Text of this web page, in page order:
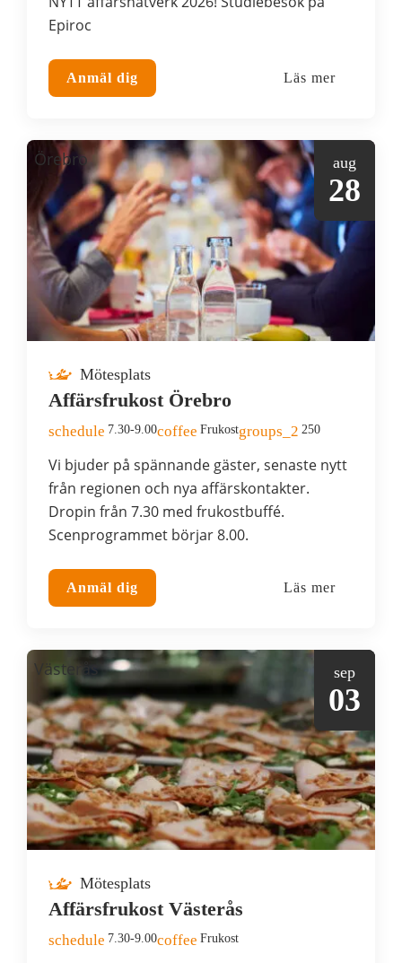
Epiroc
Anmäl dig Läs mer
Örebro aug
28
Mötesplats
Affärsfrukost Örebro
schedule 7.30-9.00coffee Frukostgroups_2 250
Vi bjuder på spännande gäster, senaste nytt
från regionen och nya affärskontakter.
Dropin från 7.30 med frukostbuffé.
Scenprogrammet börjar 8.00.
Anmäl dig Läs mer
Västerås sep
03
Mötesplats
Affärsfrukost Västerås
schedule 7.30-9.00coffee Frukost